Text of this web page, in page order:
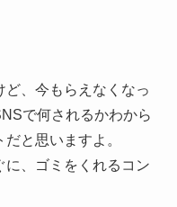
、今もらえなくなっ
で何されるかわから
と思いますよ。
に、ゴミをくれるコン